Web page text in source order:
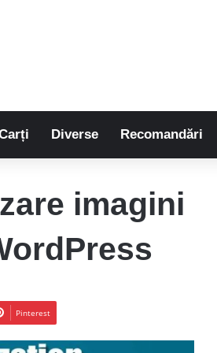
Diverse Recomandări
imagini
Pinterest